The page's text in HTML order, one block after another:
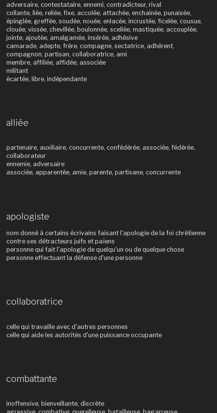
adversaire, contestataire, ennemi, contradicteur, rival
collante, liée, reliée, fixe, accolée, attachée, enchaînée, punaisée,
épinglée, greffée, soudée, nouée, enlacée, incrustée, ficelée, cousue,
clouée, vissée, chevillée, boulonnée, scellée, mastiquée, accouplée,
jointe, ajoutée, amalgamée, insérée, adhésive
camarade, adepte, frère, compagne, sectatrice, adhérent,
compagnon, partisan, collaboratrice, ami
membre, affiliée, affidée, associée
militant
écartée, libre, indépendante
alliée
partenaire, auxiliaire, concurrente, confédérée, associée, fédérée,
collaborateur
ennemie, adversaire
associée, apparentée, amie, parente, partisane, concurrente
apologiste
nom donné à certains écrivains faisant l'apologie de la foi chrétienne
contre ses détracteurs juifs et païens
personne qui fait l'apologie de quelqu'un ou de quelque chose
personne effectuant la défense d'une personne
collaboratrice
celle qui travaille avec d'autres personnes
celle qui aide les autorités d'une puissance occupante
combattante
inoffensive, bienveillante, discrète